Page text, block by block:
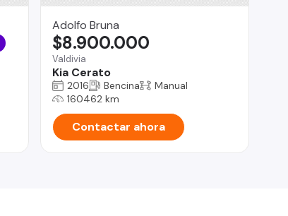
Adolfo Bruna
Valdivia
Kia Cerato
$8.900.000
2016 Bencina
Manual
160462 km
Contactar ahora